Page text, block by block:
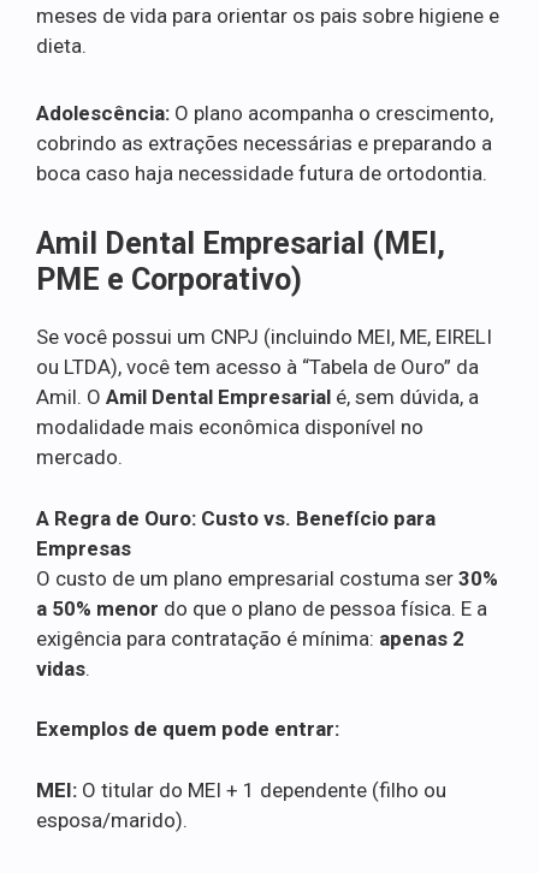
meses de vida para orientar os pais sobre higiene e
dieta.
Adolescência: O plano acompanha o crescimento,
cobrindo as extrações necessárias e preparando a
boca caso haja necessidade futura de ortodontia.
Amil Dental Empresarial (MEI,
PME e Corporativo)
Se você possui um CNPJ (incluindo MEI, ME, EIRELI
ou LTDA), você tem acesso à “Tabela de Ouro” da
Amil. O Amil Dental Empresarial é, sem dúvida, a
modalidade mais econômica disponível no
mercado.
A Regra de Ouro: Custo vs. Benefício para
Empresas
O custo de um plano empresarial costuma ser 30%
a 50% menor do que o plano de pessoa física. E a
exigência para contratação é mínima: apenas 2
vidas.
Exemplos de quem pode entrar:
MEI: O titular do MEI + 1 dependente (filho ou
esposa/marido).